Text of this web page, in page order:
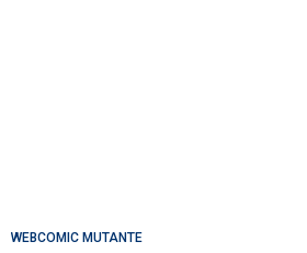
WEBCOMIC MUTANTE